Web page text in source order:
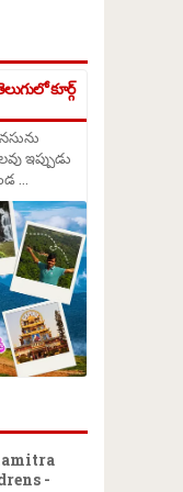
కూర్గ్
ఇప్పుడు
...
-